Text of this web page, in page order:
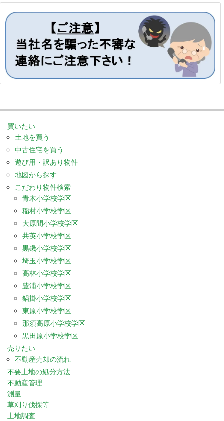
買いたい
土地を買う
中古住宅を買う
遊び用・訳あり物件
地図から探す
こだわり物件検索
青木小学校学区
稲村小学校学区
大原間小学校学区
共英小学校学区
黒磯小学校学区
埼玉小学校学区
高林小学校学区
豊浦小学校学区
鍋掛小学校学区
東原小学校学区
那須高原小学校学区
黒田原小学校学区
売りたい
不動産売却の流れ
不要土地の処分方法
不動産管理
測量
草刈り伐採等
土地調査